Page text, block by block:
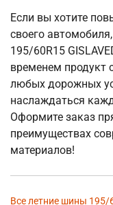
Если вы хотите
своего
195/60R15
временем
любых дорожных
наслаждаться
Оформите заказ
преимуществах
материалов!
Все летние шины 195/